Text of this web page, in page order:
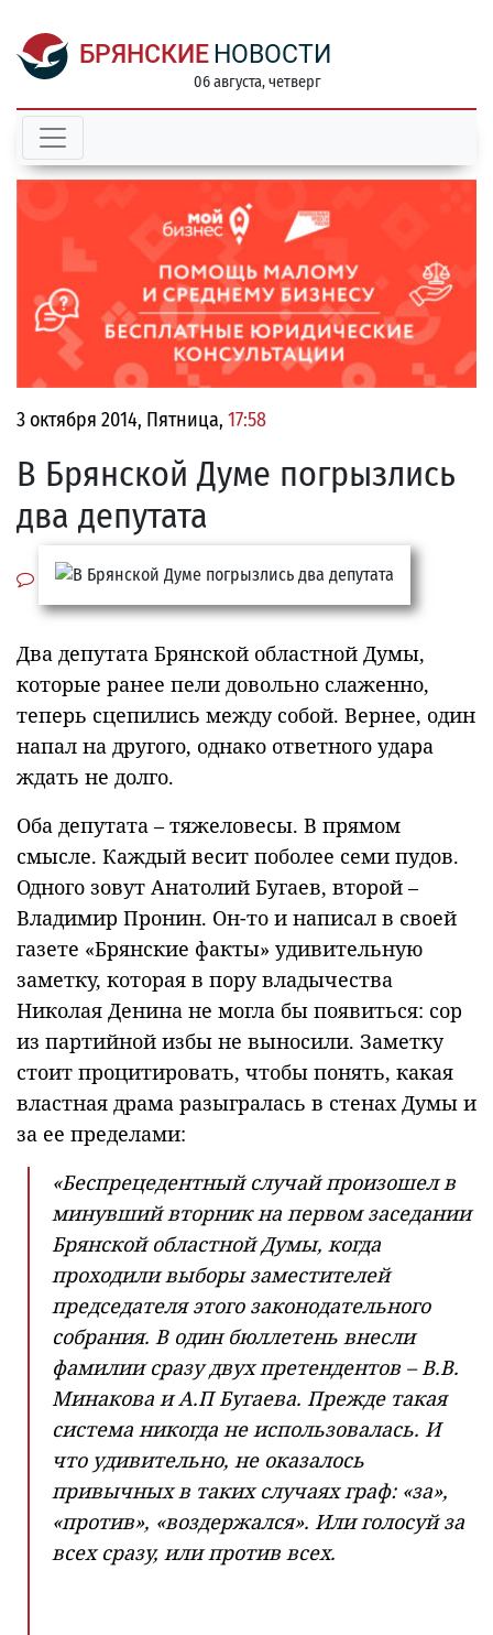
БРЯНСКИЕ НОВОСТИ
06 августа, четверг
3 октября 2014, Пятница, 17:58
В Брянской Думе погрызлись
два депутата
Два депутата Брянской областной Думы,
которые ранее пели довольно слаженно,
теперь сцепились между собой. Вернее, один
напал на другого, однако ответного удара
ждать не долго.
Оба депутата – тяжеловесы. В прямом
смысле. Каждый весит поболее семи пудов.
Одного зовут Анатолий Бугаев, второй –
Владимир Пронин. Он-то и написал в своей
газете «Брянские факты» удивительную
заметку, которая в пору владычества
Николая Денина не могла бы появиться: сор
из партийной избы не выносили. Заметку
стоит процитировать, чтобы понять, какая
властная драма разыгралась в стенах Думы и
за ее пределами:
«Беспрецедентный случай произошел в
минувший вторник на первом заседании
Брянской областной Думы, когда
проходили выборы заместителей
председателя этого законодательного
собрания. В один бюллетень внесли
фамилии сразу двух претендентов – В.В.
Минакова и А.П Бугаева. Прежде такая
система никогда не использовалась. И
что удивительно, не оказалось
привычных в таких случаях граф: «за»,
«против», «воздержался». Или голосуй за
всех сразу, или против всех.